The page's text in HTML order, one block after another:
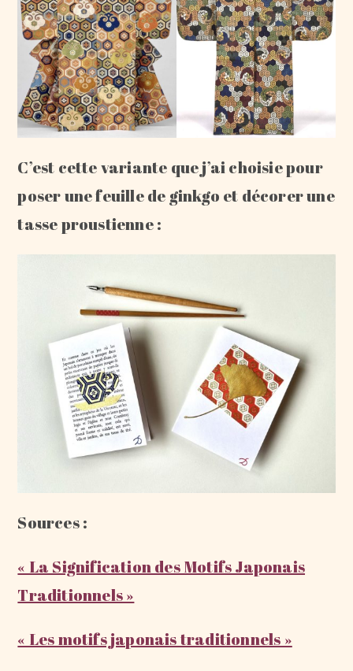
C’est cette variante que j’ai choisie pour
poser une feuille de ginkgo et décorer une
tasse proustienne :
Sources :
« La Signification des Motifs Japonais
Traditionnels »
« Les motifs japonais traditionnels »